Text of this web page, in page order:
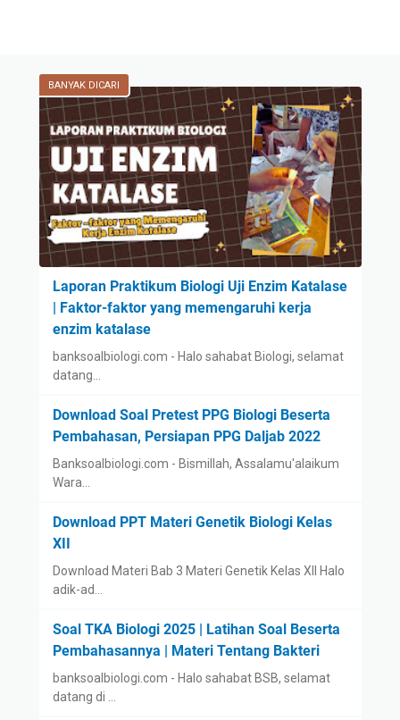
BANYAK DICARI
Laporan Praktikum Biologi Uji Enzim Katalase
| Faktor-faktor yang memengaruhi kerja
enzim katalase
banksoalbiologi.com - Halo sahabat Biologi, selamat
datang…
Download Soal Pretest PPG Biologi Beserta
Pembahasan, Persiapan PPG Daljab 2022
Banksoalbiologi.com - Bismillah, Assalamu'alaikum
Wara…
Download PPT Materi Genetik Biologi Kelas
XII
Download Materi Bab 3 Materi Genetik Kelas XII Halo
adik-ad…
Soal TKA Biologi 2025 | Latihan Soal Beserta
Pembahasannya | Materi Tentang Bakteri
banksoalbiologi.com - Halo sahabat BSB, selamat
datang di …